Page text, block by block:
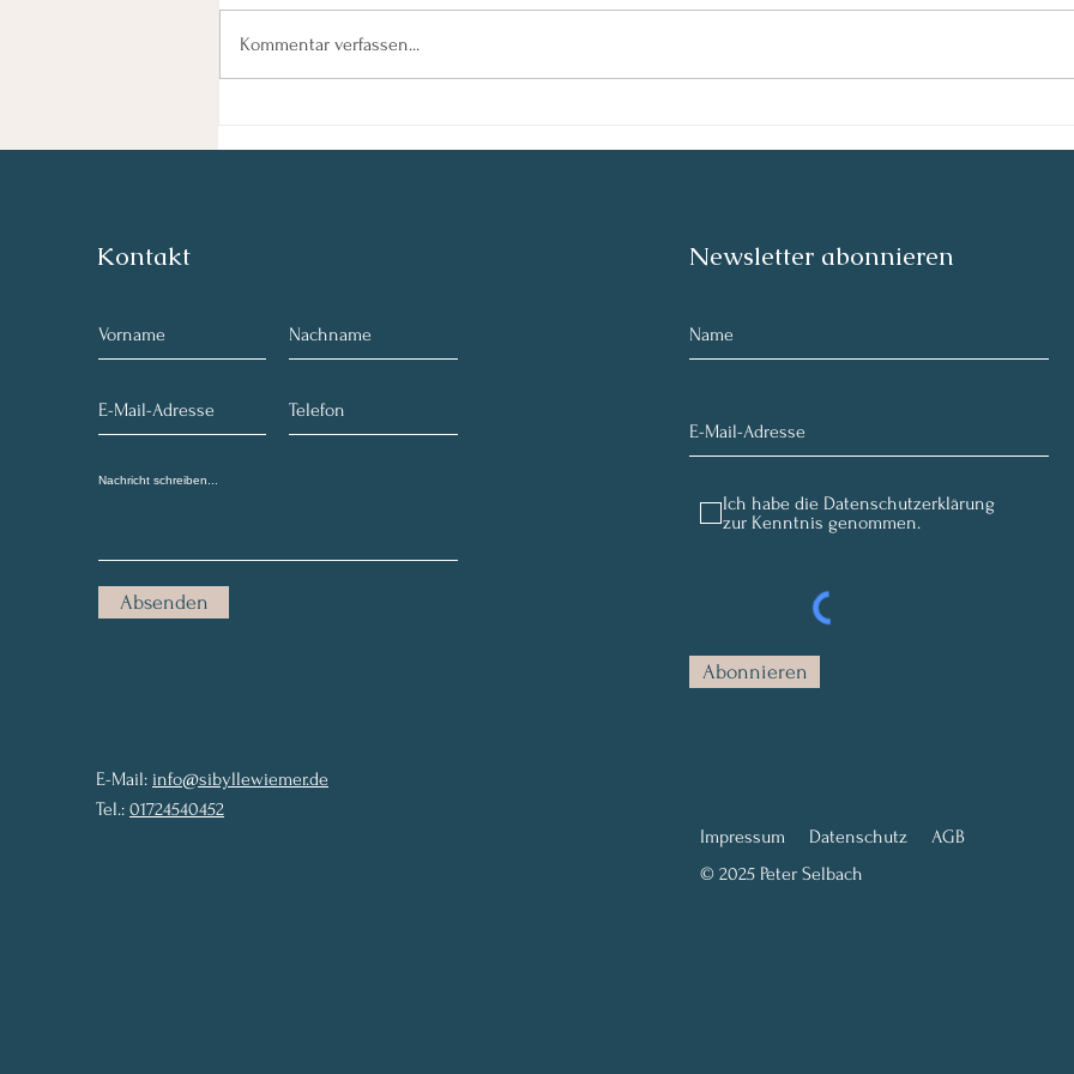
es aussehen.
Kommentar verfassen...
Kontakt
Absenden
E-Mail: info@sibyllewiemer.de
Tel.: 01724540452
Newsletter abonnieren
Ich habe die Datenschutzerklärung
zur Kenntnis genommen.
Abonnieren
Impressum Datenschutz
AGB
© 2025 Peter Selbach